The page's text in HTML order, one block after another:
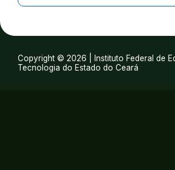
Copyright © 2026 | Instituto Federal de
Tecnologia do Estado do Ceará